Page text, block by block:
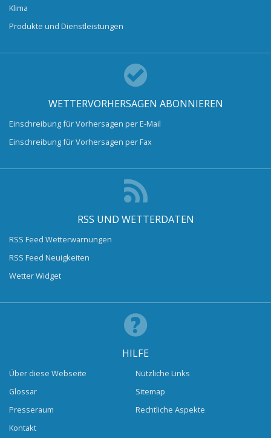
Klima
Produkte und Dienstleistungen
WETTERVORHERSAGEN ABONNIEREN
Einschreibung für Vorhersagen per E-Mail
Einschreibung für Vorhersagen per Fax
RSS UND WETTERDATEN
RSS Feed Wetterwarnungen
RSS Feed Neuigkeiten
Wetter Widget
HILFE
Über diese Webseite
Glossar
Presseraum
Kontakt
Nützliche Links
Sitemap
Rechtliche Aspekte